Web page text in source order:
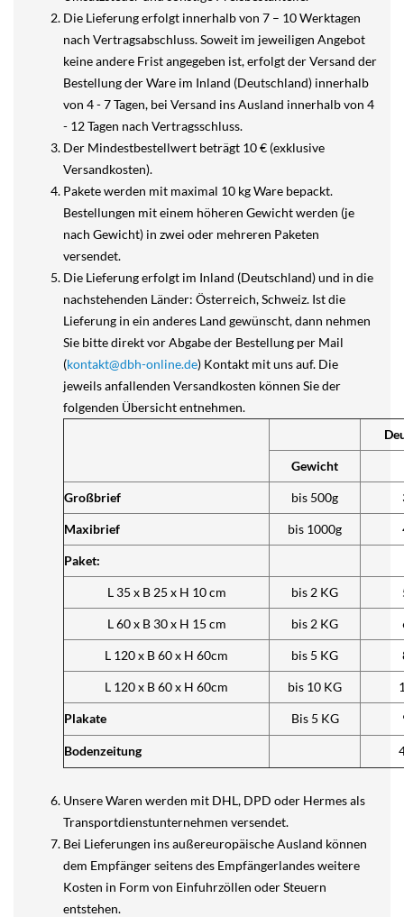
Die Lieferung erfolgt innerhalb von 7 – 10 Werktagen
nach Vertragsabschluss. Soweit im jeweiligen Angebot
keine andere Frist angegeben ist, erfolgt der Versand der
Bestellung der Ware im Inland (Deutschland) innerhalb
von 4 - 7 Tagen, bei Versand ins Ausland innerhalb von 4
- 12 Tagen nach Vertragsschluss.
Der Mindestbestellwert beträgt 10 € (exklusive
Versandkosten).
Pakete werden mit maximal 10 kg Ware bepackt.
Bestellungen mit einem höheren Gewicht werden (je
nach Gewicht) in zwei oder mehreren Paketen
versendet.
Die Lieferung erfolgt im Inland (Deutschland) und in die
nachstehenden Länder: Österreich, Schweiz. Ist die
Lieferung in ein anderes Land gewünscht, dann nehmen
Sie bitte direkt vor Abgabe der Bestellung per Mail
(kontakt@dbh-online.de) Kontakt mit uns auf. Die
jeweils anfallenden Versandkosten können Sie der
folgenden Übersicht entnehmen.
Gewicht
Großbrief bis 500g
Maxibrief bis 1000g
Paket:
L 35 x B 25 x H 10 cm bis 2 KG
L 60 x B 30 x H 15 cm bis 2 KG
L 120 x B 60 x H 60cm bis 5 KG
L 120 x B 60 x H 60cm bis 10 KG
Plakate Bis 5 KG
Bodenzeitung
Unsere Waren werden mit DHL, DPD oder Hermes als
Transportdienstunternehmen versendet.
Bei Lieferungen ins außereuropäische Ausland können
dem Empfänger seitens des Empfängerlandes weitere
Kosten in Form von Einfuhrzöllen oder Steuern
entstehen.